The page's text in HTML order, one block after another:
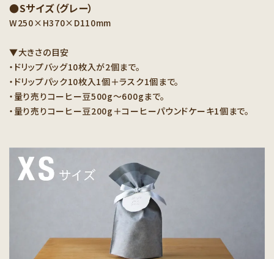
●Sサイズ（グレー）
W250×H370×D110mm
▼大きさの目安
・ドリップバッグ10枚入が2個まで。
・ドリップパック10枚入1個＋ラスク1個まで。
・量り売りコーヒー豆500g〜600gまで。
・量り売りコーヒー豆200g＋コーヒーパウンドケーキ1個まで。